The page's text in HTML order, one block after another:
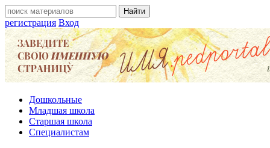
регистрация Вход
Дошкольные
Младшая школа
Старшая школа
Специалистам